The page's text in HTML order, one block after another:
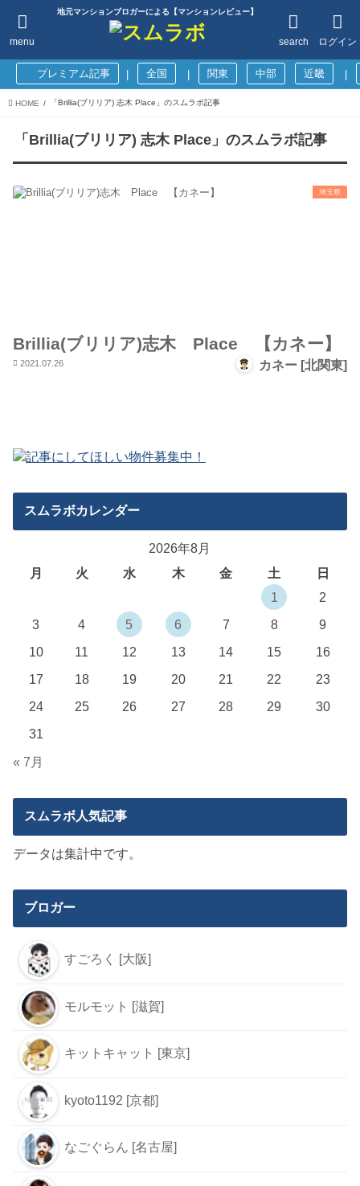
地元マンションブロガーによる【マンションレビュー】
ログイン
search
menu
プレミアム記事 全国 関東 中部 近畿
HOME 「Brillia(ブリリア) 志木 Place」のスムラボ記事
「Brillia(ブリリア) 志木 Place」のスムラボ記事
埼玉県
Brillia(ブリリア)志木 Place 【カネー】
2021.07.26 カネー [北関東]
スムラボカレンダー
2026年8月
月
火 水 木 金 土
日
1
2
3
4 5 6 7 8
9
10
11 12 13 14 15
16
17
18 19 20 21 22
23
24
25 26 27 28 29
30
31
« 7月
スムラボ人気記事
データは集計中です。
ブロガー
すごろく [大阪]
モルモット [滋賀]
キットキャット [東京]
kyoto1192 [京都]
なごぐらん [名古屋]